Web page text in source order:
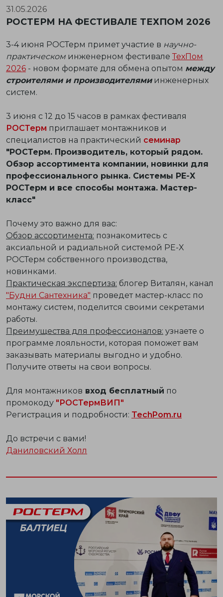
31.05.2026
РОСТЕРМ НА ФЕСТИВАЛЕ ТЕХПОМ 2026
3-4 июня РОСТерм примет участие в научно-
практическом инженерном фестивале ТехПом
2026 - новом формате для обмена опытом между
строителями и производителямиинженерных
систем.
3 июня с 12 до 15 часов в рамках фестиваля
РОСТерм приглашает монтажников и
специалистов на практический семинар
"РОСТерм. Производитель, который рядом.
Обзор ассортимента компании, новинки для
профессионального рынка. Системы PE-X
РОСТерм и все способы монтажа. Мастер-
класс"
Почему это важно для вас:
Обзор ассортимента: познакомитесь с
аксиальной и радиальной системой PE-X
РОСТерм собственного производства,
новинками.
Практическая экспертиза: блогер Виталян, канал
"Будни Сантехника" проведет мастер-класс по
монтажу систем, поделится своими секретами
работы.
Преимущества для профессионалов: узнаете о
программе лояльности, которая поможет вам
заказывать материалы выгодно и удобно.
Получите ответы на свои вопросы.
Для монтажников вход бесплатный по
промокоду "РОСТермВИП"
Регистрация и подробности: TechPom.ru
До встречи с вами!
Даниловский Холл